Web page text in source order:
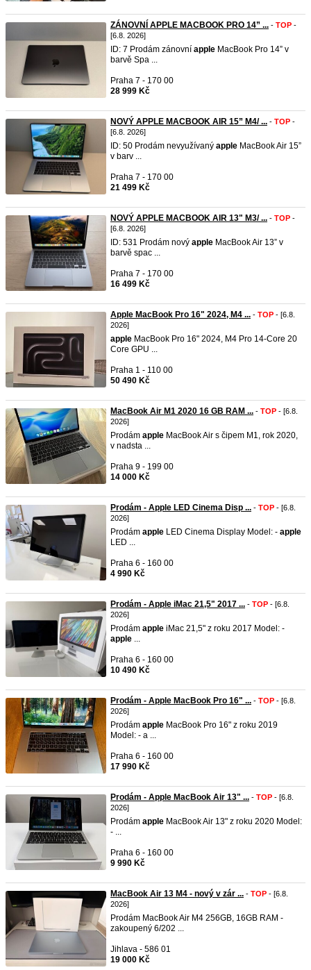
ZÁNOVNÍ APPLE MACBOOK PRO 14” ... - TOP -
[6.8. 2026]
ID: 7 Prodám zánovní apple MacBook Pro 14” v
barvě Spa ...
Praha 7 - 170 00
28 999 Kč
NOVÝ APPLE MACBOOK AIR 15” M4/ ... - TOP -
[6.8. 2026]
ID: 50 Prodám nevyužívaný apple MacBook Air 15”
v barv ...
Praha 7 - 170 00
21 499 Kč
NOVÝ APPLE MACBOOK AIR 13" M3/ ... - TOP -
[6.8. 2026]
ID: 531 Prodám nový apple MacBook Air 13” v
barvě spac ...
Praha 7 - 170 00
16 499 Kč
Apple MacBook Pro 16" 2024, M4 ... - TOP - [6.8.
2026]
apple MacBook Pro 16" 2024, M4 Pro 14-Core 20
Core GPU ...
Praha 1 - 110 00
50 490 Kč
MacBook Air M1 2020 16 GB RAM ... - TOP - [6.8.
2026]
Prodám apple MacBook Air s čipem M1, rok 2020,
v nadsta ...
Praha 9 - 199 00
14 000 Kč
Prodám - Apple LED Cinema Disp ... - TOP - [6.8.
2026]
Prodám apple LED Cinema Display Model: - apple
LED ...
Praha 6 - 160 00
4 990 Kč
Prodám - Apple iMac 21,5" 2017 ... - TOP - [6.8.
2026]
Prodám apple iMac 21,5" z roku 2017 Model: -
apple ...
Praha 6 - 160 00
10 490 Kč
Prodám - Apple MacBook Pro 16" ... - TOP - [6.8.
2026]
Prodám apple MacBook Pro 16" z roku 2019
Model: - a ...
Praha 6 - 160 00
17 990 Kč
Prodám - Apple MacBook Air 13" ... - TOP - [6.8.
2026]
Prodám apple MacBook Air 13" z roku 2020 Model:
- ...
Praha 6 - 160 00
9 990 Kč
MacBook Air 13 M4 - nový v zár ... - TOP - [6.8.
2026]
Prodám MacBook Air M4 256GB, 16GB RAM -
zakoupený 6/202 ...
Jihlava - 586 01
19 000 Kč